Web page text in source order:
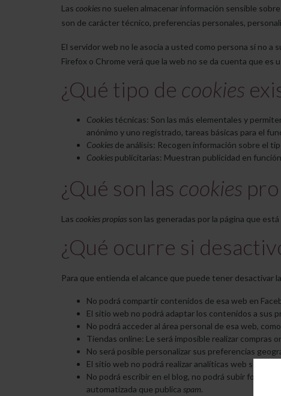
Las cookies no suelen almacenar información sensible
son de carácter técnico, preferencias personales,
El servidor web no le asocia a usted como persona si no
Firefox o Chrome verá que la web no se da cuenta que es
¿Qué tipo de cookies
Cookies técnicas: Son las más elementales y
anónimo y uno registrado, tareas básicas para el
Cookies de análisis: Recogen información sobre el
Cookies publicitarias: Muestran publicidad en
¿Qué son las cookies
Las cookies propias son las generadas por la página que
¿Qué ocurre si
Para que entienda el alcance que puede tener desactivar
No podrá compartir contenidos de esa web en
El sitio web no podrá adaptar los contenidos a sus
No podrá acceder al área personal de esa web,
Tiendas online: Le será imposible realizar compras
No será posible personalizar sus preferencias
El sitio web no podrá realizar analíticas web sobre
No podrá escribir en el blog, no podrá subir fotos,
automatizada que publica spam.